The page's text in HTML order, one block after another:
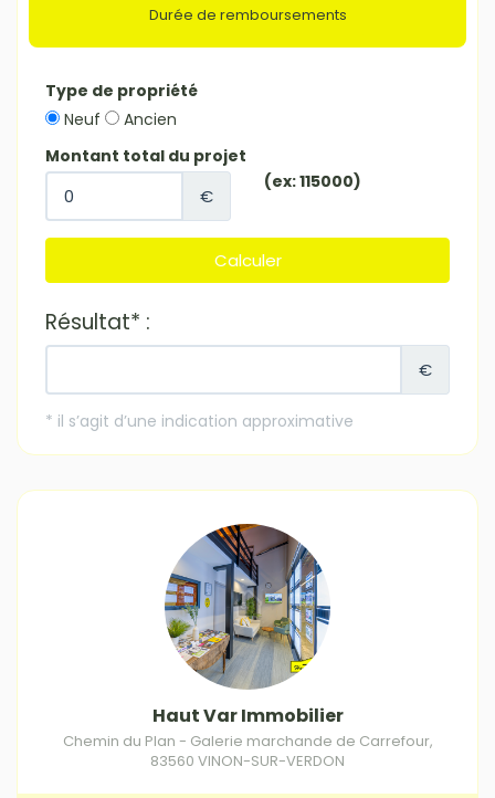
Durée de remboursements
Haut Var Immobilier
Chemin du Plan - Galerie marchande de Carrefour,
83560 VINON-SUR-VERDON